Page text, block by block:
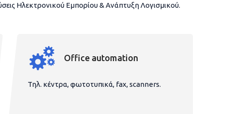
Ηλεκτρονικού Εμπορίου & Ανάπτυξη Λογισμικού.
Office automation
Τηλ. κέντρα, φωτοτυπικά, fax, scanners.